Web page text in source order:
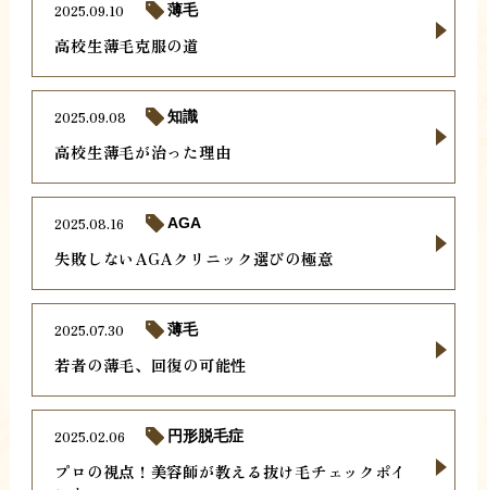
高校生薄毛克服の道
2025.09.10 薄毛
高校生薄毛が治った理由
2025.09.08 知識
失敗しないAGAクリニック選びの極意
2025.08.16 AGA
若者の薄毛、回復の可能性
2025.07.30 薄毛
プロの視点！美容師が教える抜け毛チェックポイ
2025.02.06 円形脱毛症